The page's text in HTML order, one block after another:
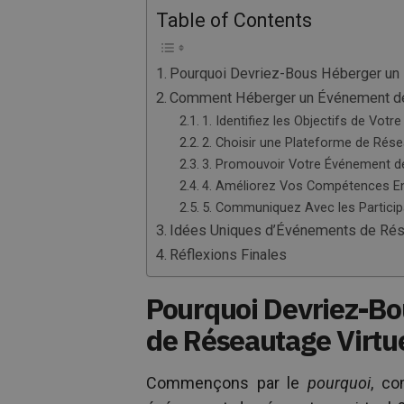
Table of Contents
Pourquoi Devriez-Bous Héberger
Comment Héberger un Événement
1. Identifiez les Objectifs de
2. Choisir une Plateforme de
3. Promouvoir Votre Événement
4. Améliorez Vos Compétences
5. Communiquez Avec les
Idées Uniques d’Événements de
Réflexions Finales
Pourquoi Devriez-
de Réseautage
Commençons par lepourquoi,